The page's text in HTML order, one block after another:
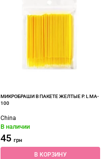
МИКРОБРАШИ В ПАКЕТЕ ЖЕЛТЫЕ Р. L MA-
100
China
В наличии
45 грн
В КОРЗИНУ